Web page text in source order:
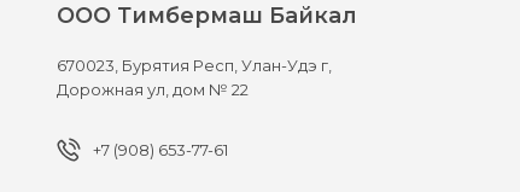
ООО Тимбермаш Байкал
670023, Бурятия Респ, Улан-Удэ г,
Дорожная ул, дом № 22
+7 (908) 653-77-61